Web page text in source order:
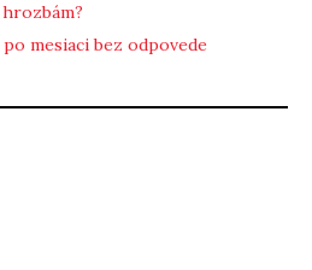
mesiaci bez odpovede